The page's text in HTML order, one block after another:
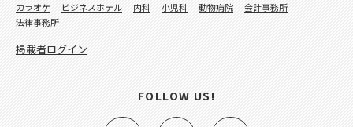
カラオケ
ビジネスホテル 内科 小児科 動物病院
会計事務所
法律事務所
掲載者ログイン
FOLLOW US!